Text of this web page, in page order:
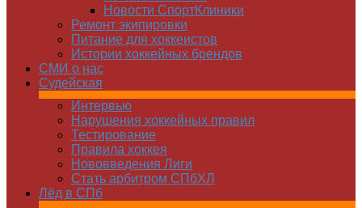
Новости СпортКлиники
Ремонт экипировки
Питание для хоккеистов
Истории хоккейных брендов
СМИ о нас
Судейская
Интервью
Нарушения хоккейных правил
Тестирование
Правила хоккея
Нововведения Лиги
Стать арбитром СПбХЛ
Лёд в СПб